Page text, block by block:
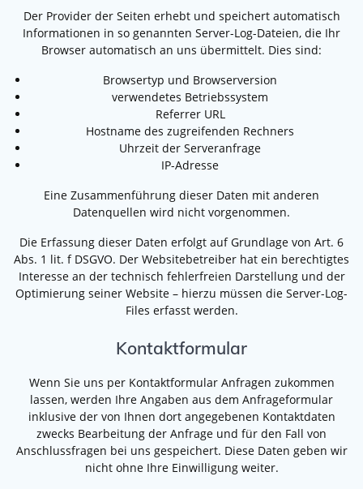
Der Provider der Seiten erhebt und speichert automatisch
Informationen in so genannten Server-Log-Dateien, die Ihr
Browser automatisch an uns übermittelt. Dies sind:
Browsertyp und Browserversion
verwendetes Betriebssystem
Referrer URL
Hostname des zugreifenden Rechners
Uhrzeit der Serveranfrage
IP-Adresse
Eine Zusammenführung dieser Daten mit anderen
Datenquellen wird nicht vorgenommen.
Die Erfassung dieser Daten erfolgt auf Grundlage von Art. 6
Abs. 1 lit. f DSGVO. Der Websitebetreiber hat ein berechtigtes
Interesse an der technisch fehlerfreien Darstellung und der
Optimierung seiner Website – hierzu müssen die Server-Log-
Files erfasst werden.
Kontaktformular
Wenn Sie uns per Kontaktformular Anfragen zukommen
lassen, werden Ihre Angaben aus dem Anfrageformular
inklusive der von Ihnen dort angegebenen Kontaktdaten
zwecks Bearbeitung der Anfrage und für den Fall von
Anschlussfragen bei uns gespeichert. Diese Daten geben wir
nicht ohne Ihre Einwilligung weiter.